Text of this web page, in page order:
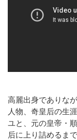
高麗出身でありな
人物、奇皇后の生
ユと、元の皇帝・
后に上り詰めるま